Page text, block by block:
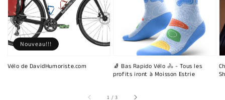
Vélo de DavidHumoriste.com
Nouveau!!!
🧦 Bas Rapido Vélo 🚴 - Tous les
profits iront à Moisson Estrie
1 /sur
3